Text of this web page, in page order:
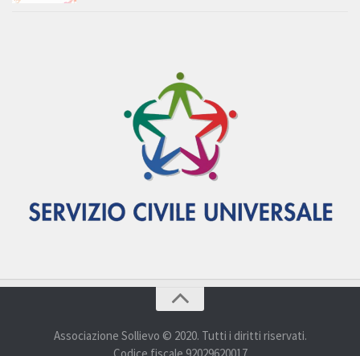
Associazione Sollievo © 2020. Tutti i diritti riservati.